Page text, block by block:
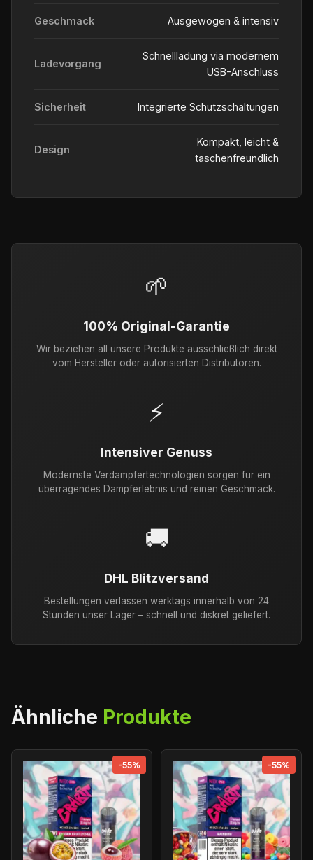
Geschmack Ausgewogen & intensiv
Ladevorgang
Schnellladung via modernem
USB-Anschluss
Sicherheit Integrierte Schutzschaltungen
Design
Kompakt, leicht &
taschenfreundlich
🌱
100% Original-Garantie
Wir beziehen all unsere Produkte ausschließlich direkt
vom Hersteller oder autorisierten Distributoren.
⚡
Intensiver Genuss
Modernste Verdampfertechnologien sorgen für ein
überragendes Dampferlebnis und reinen Geschmack.
🚚
DHL Blitzversand
Bestellungen verlassen werktags innerhalb von 24
Stunden unser Lager – schnell und diskret geliefert.
Ähnliche Produkte
-55% -55%